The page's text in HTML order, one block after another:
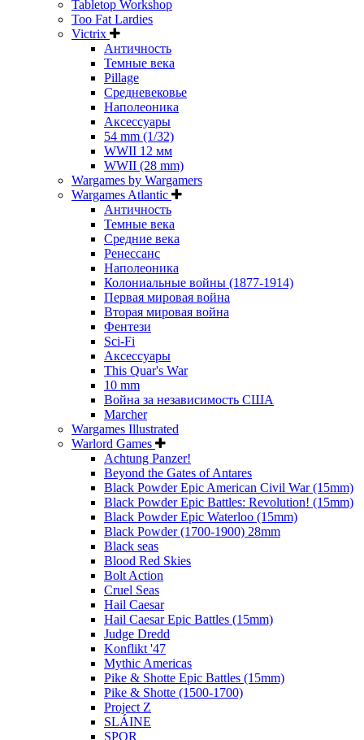
Tabletop Workshop
Too Fat Lardies
Victrix
Античность
Темные века
Pillage
Средневековье
Наполеоника
Аксессуары
54 mm (1/32)
WWII 12 мм
WWII (28 mm)
Wargames by Wargamers
Wargames Atlantic
Античность
Темные века
Средние века
Ренессанс
Наполеоника
Колониальные войны (1877-1914)
Первая мировая война
Вторая мировая война
Фентези
Sci-Fi
Аксессуары
This Quar's War
10 mm
Война за независимость США
Marcher
Wargames Illustrated
Warlord Games
Achtung Panzer!
Beyond the Gates of Antares
Black Powder Epic American Civil War (15mm)
Black Powder Epic Battles: Revolution! (15mm)
Black Powder Epic Waterloo (15mm)
Black Powder (1700-1900) 28mm
Black seas
Blood Red Skies
Bolt Action
Cruel Seas
Hail Caesar
Hail Caesar Epic Battles (15mm)
Judge Dredd
Konflikt '47
Mythic Americas
Pike & Shotte Epic Battles (15mm)
Pike & Shotte (1500-1700)
Project Z
SLÁINE
SPQR